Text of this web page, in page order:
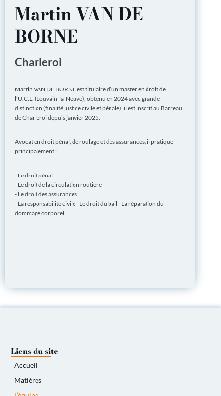
Martin VAN DE
BORNE
Charleroi
Martin VAN DE BORNE est titulaire d’un master en droit de
l’U.C.L. (Louvain-la-Neuve), obtenu en 2024 avec grande
distinction (finalité justice civile et pénale), il est inscrit au Barreau
de Charleroi depuis janvier 2025.
Avocat en droit pénal, de roulage et des assurances, il pratique
principalement :
- Le droit pénal
- Le droit de la circulation routière
- Le droit des assurances
- La responsabilité civile - Le droit du bail - La réparation du
dommage corporel
Liens du site
Accueil
Matières